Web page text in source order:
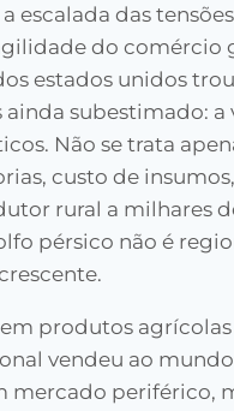
escalada das
do comércio
estados unidos
subestimado:
Não se trata
custo de
rural a milhares
pérsico não é
produtos
vendeu ao
mercado periférico,